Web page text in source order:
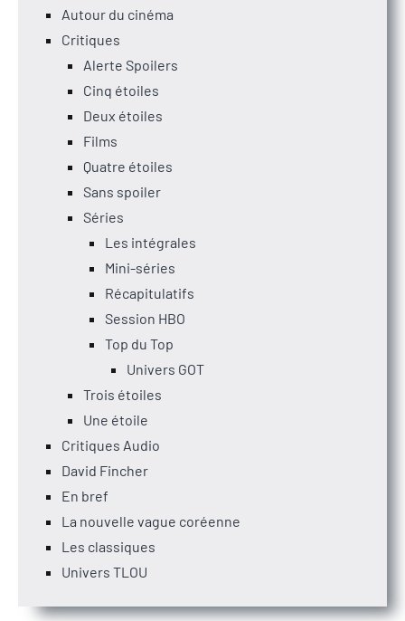
Autour du cinéma
Critiques
Alerte Spoilers
Cinq étoiles
Deux étoiles
Films
Quatre étoiles
Sans spoiler
Séries
Les intégrales
Mini-séries
Récapitulatifs
Session HBO
Top du Top
Univers GOT
Trois étoiles
Une étoile
Critiques Audio
David Fincher
En bref
La nouvelle vague coréenne
Les classiques
Univers TLOU